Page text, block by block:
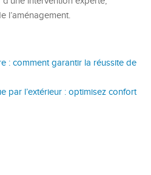
l’aménagement.
: comment garantir la réussite de
par l’extérieur : optimisez confort